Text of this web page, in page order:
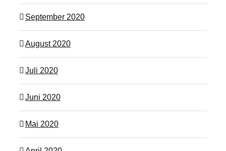
September 2020
August 2020
Juli 2020
Juni 2020
Mai 2020